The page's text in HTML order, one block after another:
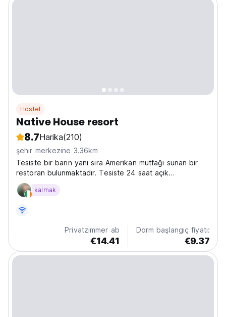
Hostel
Native House resort
8.7Harika(210)
şehir merkezine 3.36km
Tesiste bir barın yanı sıra Amerikan mutfağı sunan bir
restoran bulunmaktadır. Tesiste 24 saat açık
resepsiyon, havaalanı transferi, oda servisi ve ücretsiz
WiFi erişimi mevcuttur.
kalmak
Privatzimmer ab
€14.41
Dorm başlangıç fiyatı:
€9.37